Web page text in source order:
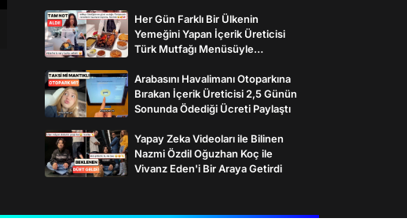
Her Gün Farklı Bir Ülkenin
Yemeğini Yapan İçerik Üreticisi
Türk Mutfağı Menüsüyle
Arabasını Havalimanı Otoparkına
Bırakan İçerik Üreticisi 2,5 Günün
Sonunda Ödediği Ücreti Paylaştı
Yapay Zeka Videoları ile Bilinen
Nazmi Özdil Oğuzhan Koç ile
Vivanz Eden'i Bir Araya Getirdi